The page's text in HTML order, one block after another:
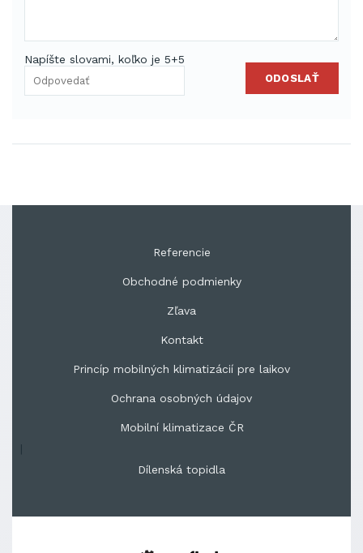
Napíšte slovami, koľko je 5+5
ODOSLAŤ
Referencie
Obchodné podmienky
Zľava
Kontakt
Princíp mobilných klimatizácií pre laikov
Ochrana osobných údajov
Mobilní klimatizace ČR
|
Dílenská topidla